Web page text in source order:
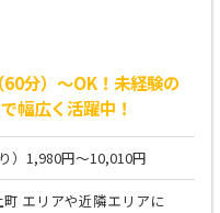
60分）～OK！未経験の
幅広く活躍中！
）1,980円～10,010円
エリアや近隣エリアに